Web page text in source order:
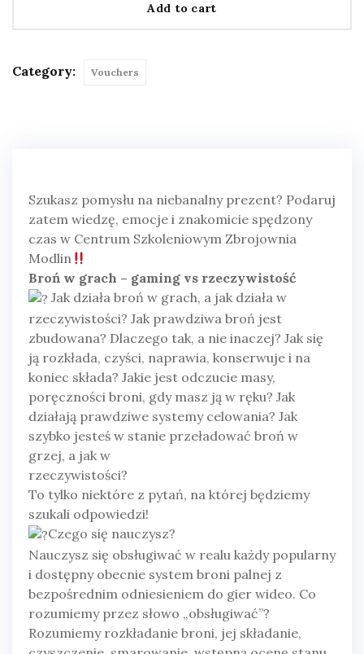
Add to cart
Category: Vouchers
Szukasz pomysłu na niebanalny prezent? Podaruj
zatem wiedzę, emocje i znakomicie spędzony
czas w Centrum Szkoleniowym Zbrojownia
Modlin
Broń w grach – gaming vs rzeczywistość
Jak działa broń w grach, a jak działa w
rzeczywistości? Jak prawdziwa broń jest
zbudowana? Dlaczego tak, a nie inaczej? Jak się
ją rozkłada, czyści, naprawia, konserwuje i na
koniec składa? Jakie jest odczucie masy,
poręczności broni, gdy masz ją w ręku? Jak
działają prawdziwe systemy celowania? Jak
szybko jesteś w stanie przeładować broń w
grzej, a jak w
rzeczywistości?
To tylko niektóre z pytań, na której będziemy
szukali odpowiedzi!
Czego się nauczysz?
Nauczysz się obsługiwać w realu każdy popularny
i dostępny obecnie system broni palnej z
bezpośrednim odniesieniem do gier wideo. Co
rozumiemy przez słowo „obsługiwać”?
Rozumiemy rozkładanie broni, jej składanie,